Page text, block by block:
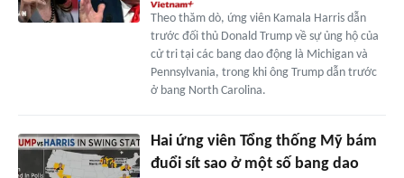
Theo thăm dò, ứng viên Kamala Harris dẫn
trước đối thủ Donald Trump về sự ủng hộ của
cử tri tại các bang dao động là Michigan và
Pennsylvania, trong khi ông Trump dẫn trước
ở bang North Carolina.
Hai ứng viên Tổng thống Mỹ bám
đuổi sít sao ở một số bang dao